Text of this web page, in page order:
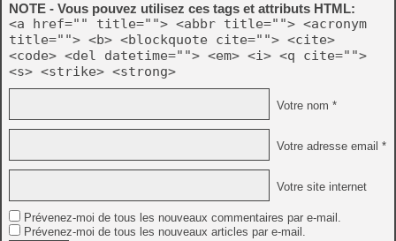
NOTE - Vous pouvez utilisez ces tags et attributs HTML:
<a href="" title=""> <abbr title=""> <acronym
title=""> <b> <blockquote cite=""> <cite>
<code> <del datetime=""> <em> <i> <q cite="">
<s> <strike> <strong>
Votre nom *
Votre adresse email *
Votre site internet
Prévenez-moi de tous les nouveaux commentaires par e-mail.
Prévenez-moi de tous les nouveaux articles par e-mail.